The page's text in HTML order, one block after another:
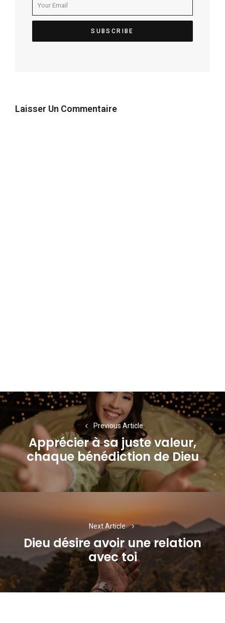
Laisser Un Commentaire
Navigation
de
l’article
Previous Article
Previous
post:
Apprécier à sa juste valeur,
chaque bénédiction de Dieu
Next Article
Next
post:
Dieu désire avoir une relation
avec toi